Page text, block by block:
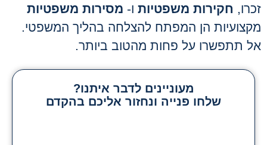
זכרו, חקירות משפטיותו- מסירות משפטיות
מקצועיות הן המפתח להצלחה בהליך המשפטי.
אל תתפשרו על פחות מהטוב ביותר.
מעוניינים לדבר איתנו?
שלחו פנייה ונחזור אליכם בהקדם